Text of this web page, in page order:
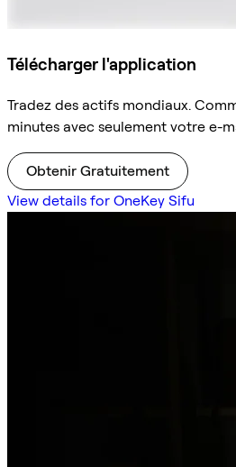
Télécharger l'application
Tradez des actifs mondiaux.
minutes avec seulement votre e-
Obtenir Gratuitement
View details for OneKey Sifu